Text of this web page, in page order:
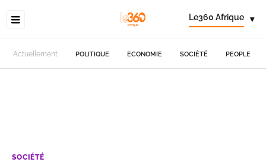
Le360 Afrique ▾
Actuellement POLITIQUE ECONOMIE SOCIÉTÉ PEOPLE
SOCIÉTÉ